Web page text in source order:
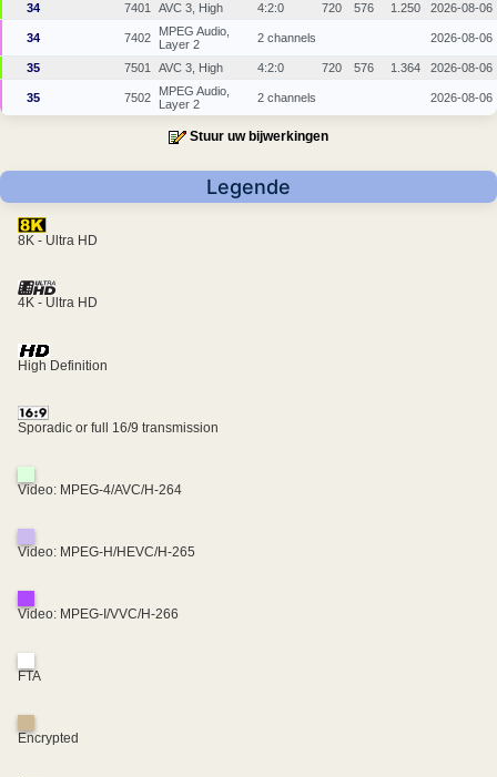
34 7401 AVC 3, High 4:2:0 720 576 1.250 2026-08-06
34 7402
MPEG Audio,
Layer 2
2 channels 2026-08-06
35 7501 AVC 3, High 4:2:0 720 576 1.364 2026-08-06
35 7502
MPEG Audio,
Layer 2
2 channels 2026-08-06
Stuur uw bijwerkingen
Legende
8K - Ultra HD
4K - Ultra HD
High Definition
Sporadic or full 16/9 transmission
Video: MPEG-4/AVC/H-264
Video: MPEG-H/HEVC/H-265
Video: MPEG-I/VVC/H-266
FTA
Encrypted